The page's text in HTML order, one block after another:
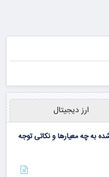
ارز دیجیتال
به چه معیارها و نکاتی توجه